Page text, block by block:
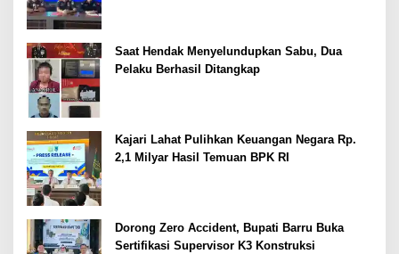
Saat Hendak Menyelundupkan Sabu, Dua
Pelaku Berhasil Ditangkap
Kajari Lahat Pulihkan Keuangan Negara Rp.
2,1 Milyar Hasil Temuan BPK RI
Dorong Zero Accident, Bupati Barru Buka
Sertifikasi Supervisor K3 Konstruksi